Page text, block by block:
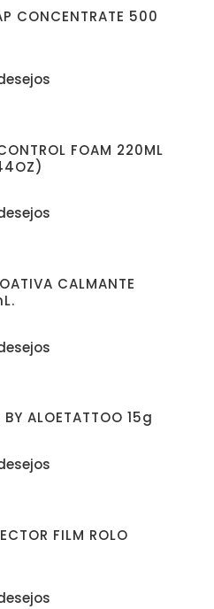
CONCENTRATE 500
FOAM 220ML
CALMANTE
ALOETATTOO 15g
FILM ROLO